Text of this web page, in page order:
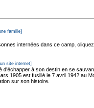
famille]
internées dans ce camp,
site internet]
d'échapper à son destin en se
1905 est fusillé le 7 avril 1942 au
sur son histoire.